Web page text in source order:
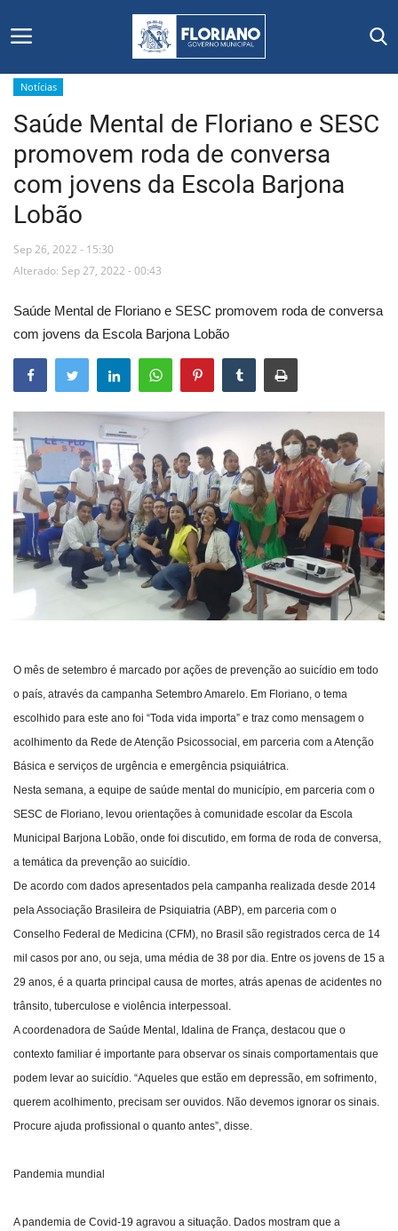
Início
Editais
Floriano
Secretarias e Órgãos
Mural de Licitações
Notícias
Vídeos
Webmail
Contato
Notícias
Saúde Mental de Floriano e SESC
promovem roda de conversa
com jovens da Escola Barjona
Lobão
Sep 26, 2022 - 15:30
Alterado: Sep 27, 2022 - 00:43
Saúde Mental de Floriano e SESC promovem roda de conversa
com jovens da Escola Barjona Lobão
O mês de setembro é marcado por ações de prevenção ao suicídio em todo
o país, através da campanha Setembro Amarelo. Em Floriano, o tema
escolhido para este ano foi “Toda vida importa” e traz como mensagem o
acolhimento da Rede de Atenção Psicossocial, em parceria com a Atenção
Básica e serviços de urgência e emergência psiquiátrica.
Nesta semana, a equipe de saúde mental do município, em parceria com o
SESC de Floriano, levou orientações à comunidade escolar da Escola
Municipal Barjona Lobão, onde foi discutido, em forma de roda de conversa,
a temática da prevenção ao suicídio.
De acordo com dados apresentados pela campanha realizada desde 2014
pela Associação Brasileira de Psiquiatria (ABP), em parceria com o
Conselho Federal de Medicina (CFM), no Brasil são registrados cerca de 14
mil casos por ano, ou seja, uma média de 38 por dia. Entre os jovens de 15 a
29 anos, é a quarta principal causa de mortes, atrás apenas de acidentes no
trânsito, tuberculose e violência interpessoal.
A coordenadora de Saúde Mental, Idalina de França, destacou que o
contexto familiar é importante para observar os sinais comportamentais que
podem levar ao suicídio. “Aqueles que estão em depressão, em sofrimento,
querem acolhimento, precisam ser ouvidos. Não devemos ignorar os sinais.
Procure ajuda profissional o quanto antes”, disse.
Pandemia mundial
A pandemia de Covid-19 agravou a situação. Dados mostram que a